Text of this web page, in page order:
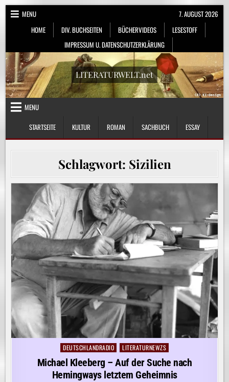
Skip
MENU
HOME
DIV. BUCHSEITEN BÜCHERVIDEOS
LESESTOFF
IMPRESSUM U. DATENSCHUTZERKLÄRUNG
7. AUGUST 2026
LITERATURWELT.net
MENU
STARTSEITE
KULTUR ROMAN SACHBUCH ESSAY
Schlagwort: Sizilien
Posted
in
DEUTSCHLANDRADIO LITERATURNEWZS
Michael Kleeberg – Auf der Suche nach
Hemingways letztem Geheimnis